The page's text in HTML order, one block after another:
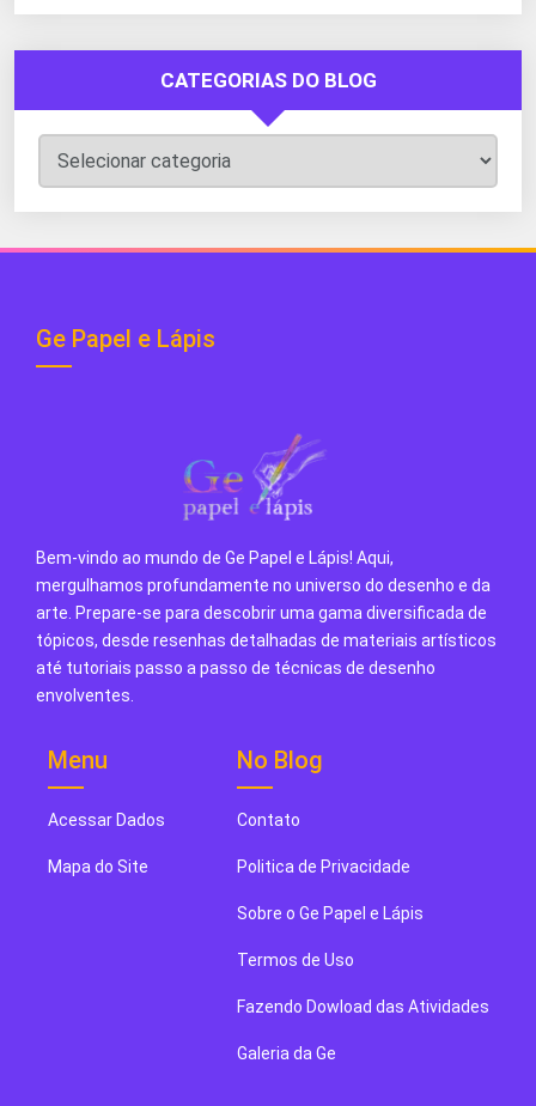
CATEGORIAS DO BLOG
Categorias
do
Blog
Ge Papel e Lápis
Bem-vindo ao mundo de Ge Papel e Lápis! Aqui,
mergulhamos profundamente no universo do desenho e da
arte. Prepare-se para descobrir uma gama diversificada de
tópicos, desde resenhas detalhadas de materiais artísticos
até tutoriais passo a passo de técnicas de desenho
envolventes.
Menu
Acessar Dados
Mapa do Site
No Blog
Contato
Politica de Privacidade
Sobre o Ge Papel e Lápis
Termos de Uso
Fazendo Dowload das Atividades
Galeria da Ge